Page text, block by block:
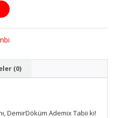
(0)
DemirDöküm Ademix Tabii ki!​